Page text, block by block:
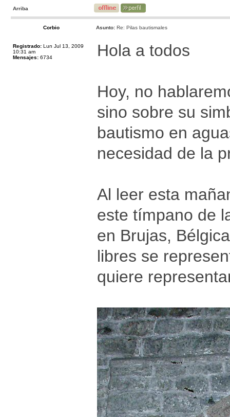
Arriba
Corbio Asunto: Re: Pilas bautismales
Registrado: Lun Jul 13, 2009
10:31 am
Mensajes: 6734 Hola a todos
Hoy, no
sino sobre su
bautismo en
necesidad de la
Al leer esta
este tímpano de
en Brujas,
libres se
quiere